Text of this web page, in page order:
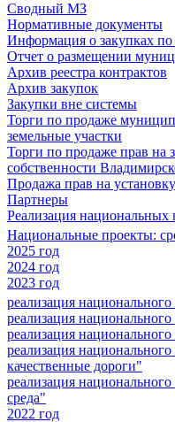
Сводный МЗ
Нормативные документы
Информация о закупках
Отчет о размещении
Архив реестра контрактов
Архив закупок
Закупки вне системы
Торги по продаже
земельные участки
Торги по продаже прав на
собственности
Продажа прав на
Партнеры
Реализация национальных
Национальные проекты:
2025 год
2024 год
2023 год
реализация
реализация
реализация
реализация
качественные дороги"
реализация
среда"
2022 год